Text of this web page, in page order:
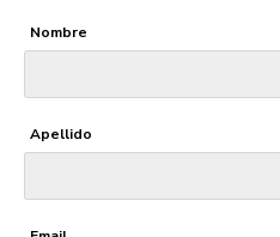
Nombre
Apellido